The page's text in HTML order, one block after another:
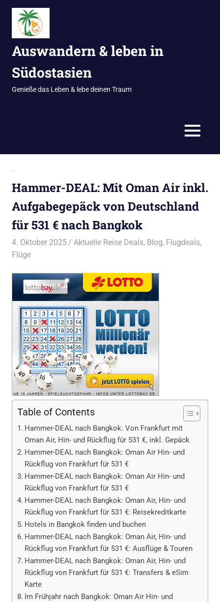
Zum
Inhalt
springen
Auswandern & leben in
Südostasien
Genieße das Leben & lebe deinen Traum
MENÜ
Hammer-DEAL: Mit Oman Air inkl.
Aufgabegepäck von Deutschland
für 531 € nach Bangkok
4. Oktober 2025 Bruno Müller
Aktuelle Reise Deals, Blog, Flugdeals,
Flüge
Table of Contents
Hammer-DEAL nach Bangkok: Von Frankfurt mit
Oman Air, Hin- und Rückflug für 531 €, inkl. Gepäck
Hammer-DEAL nach Bangkok: Oman Air Hin- und
Rückflug von Frankfurt für 531 €
Hammer-DEAL nach Bangkok: Oman Air Hin- und
Rückflug von Frankfurt für 531 €
Hammer-DEAL nach Bangkok: Oman Air, Hin- und
Rückflug von Frankfurt für 531 €: Reisekreditkarte
Hotels in Bangkok finden und buchen
Hammer-DEAL nach Bangkok: Oman Air, Hin- und
Rückflug von Frankfurt für 531 €: Ausflüge & Touren
Hammer-DEAL nach Bangkok: Oman Air, Hin- und
Rückflug von Frankfurt für 531 €: Transfers & eSim
Karte
Im Frühjahr nach Bangkok: Oman Air Hin- und